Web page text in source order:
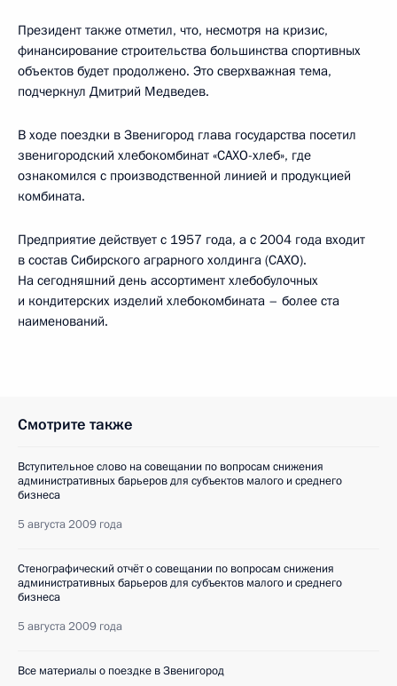
Президент также отметил, что, несмотря на кризис,
финансирование строительства большинства спортивных
объектов будет продолжено. Это сверхважная тема,
подчеркнул Дмитрий Медведев.
В ходе поездки в Звенигород глава государства посетил
звенигородский хлебокомбинат «САХО-хлеб», где
ознакомился с производственной линией и продукцией
комбината.
Предприятие действует с 1957 года, а с 2004 года входит
в состав Сибирского аграрного холдинга (САХО).
На сегодняшний день ассортимент хлебобулочных
и кондитерских изделий хлебокомбината – более ста
наименований.
Смотрите также
Вступительное слово на совещании по вопросам снижения
административных барьеров для субъектов малого и среднего
бизнеса
5 августа 2009 года
Стенографический отчёт о совещании по вопросам снижения
административных барьеров для субъектов малого и среднего
бизнеса
5 августа 2009 года
Все материалы о поездке в Звенигород